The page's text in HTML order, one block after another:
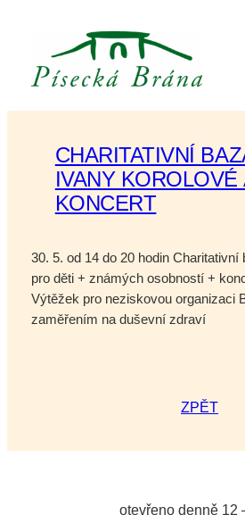
CHARITATIVNÍ
IVANY KOROLOVÉ
KONCERT
30. 5. od 14 do 20 hodin
pro děti + známých osobností +
Výtěžek pro neziskovou organizaci
zaměřením na duševní zdraví
ZPĚT
otevřeno denně 12